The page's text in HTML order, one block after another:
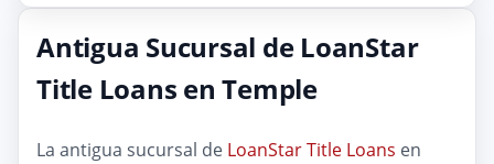
Antigua Sucursal de LoanStar
Title Loans en Temple
La antigua sucursal de LoanStar Title Loans en